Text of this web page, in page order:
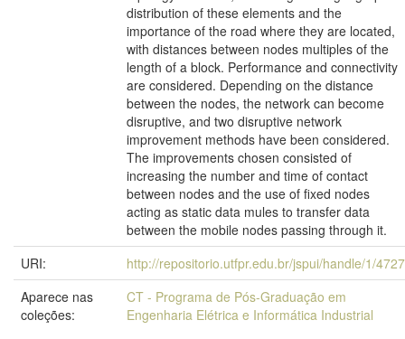
distribution of these elements and the
importance of the road where they are located,
with distances between nodes multiples of the
length of a block. Performance and connectivity
are considered. Depending on the distance
between the nodes, the network can become
disruptive, and two disruptive network
improvement methods have been considered.
The improvements chosen consisted of
increasing the number and time of contact
between nodes and the use of fixed nodes
acting as static data mules to transfer data
between the mobile nodes passing through it.
URI:
http://repositorio.utfpr.edu.br/jspui/handle/1/4727
Aparece nas
coleções:
CT - Programa de Pós-Graduação em
Engenharia Elétrica e Informática Industrial